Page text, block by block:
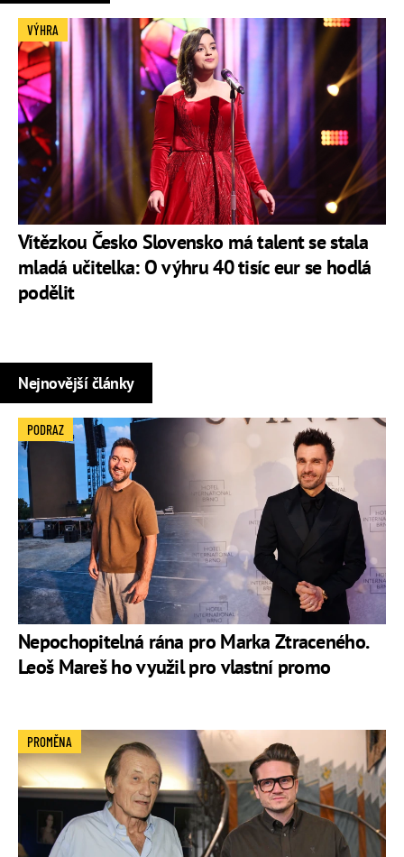
Vítězkou Česko Slovensko má talent se stala
mladá učitelka: O výhru 40 tisíc eur se hodlá
podělit
VÝHRA
Nejnovější články
Nepochopitelná rána pro Marka Ztraceného.
Leoš Mareš ho využil pro vlastní promo
PODRAZ
PROMĚNA